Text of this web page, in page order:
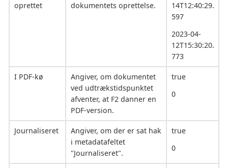
oprettet
dokumentets oprettelse.
14T12:40:29.
597
2023-04-
12T15:30:20.
773
I PDF-kø
Angiver, om dokumentet
ved udtrækstidspunktet
afventer, at F2 danner en
PDF-version.
true
0
Journaliseret
Angiver, om der er sat hak
i metadatafeltet
"Journaliseret".
true
0